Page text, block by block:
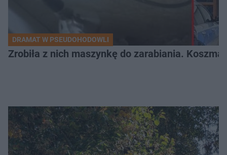
DRAMAT W PSEUDOHODOWLI
Zrobiła z nich maszynkę do zarabiania.